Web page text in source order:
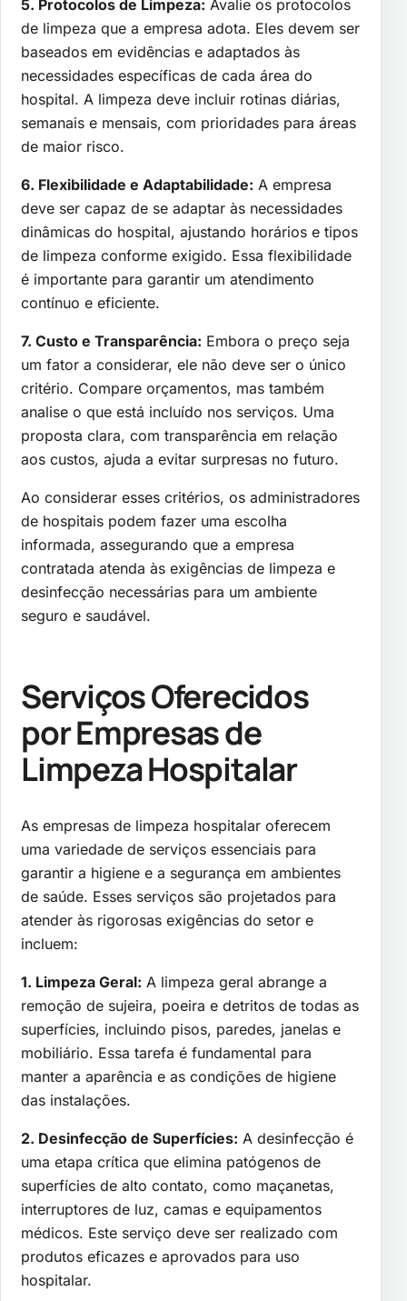
5. Protocolos de Limpeza: Avalie os protocolos
de limpeza que a empresa adota. Eles devem ser
baseados em evidências e adaptados às
necessidades específicas de cada área do
hospital. A limpeza deve incluir rotinas diárias,
semanais e mensais, com prioridades para áreas
de maior risco.
6. Flexibilidade e Adaptabilidade: A empresa
deve ser capaz de se adaptar às necessidades
dinâmicas do hospital, ajustando horários e tipos
de limpeza conforme exigido. Essa flexibilidade
é importante para garantir um atendimento
contínuo e eficiente.
7. Custo e Transparência: Embora o preço seja
um fator a considerar, ele não deve ser o único
critério. Compare orçamentos, mas também
analise o que está incluído nos serviços. Uma
proposta clara, com transparência em relação
aos custos, ajuda a evitar surpresas no futuro.
Ao considerar esses critérios, os administradores
de hospitais podem fazer uma escolha
informada, assegurando que a empresa
contratada atenda às exigências de limpeza e
desinfecção necessárias para um ambiente
seguro e saudável.
Serviços Oferecidos
por Empresas de
Limpeza Hospitalar
As empresas de limpeza hospitalar oferecem
uma variedade de serviços essenciais para
garantir a higiene e a segurança em ambientes
de saúde. Esses serviços são projetados para
atender às rigorosas exigências do setor e
incluem:
1. Limpeza Geral: A limpeza geral abrange a
remoção de sujeira, poeira e detritos de todas as
superfícies, incluindo pisos, paredes, janelas e
mobiliário. Essa tarefa é fundamental para
manter a aparência e as condições de higiene
das instalações.
2. Desinfecção de Superfícies: A desinfecção é
uma etapa crítica que elimina patógenos de
superfícies de alto contato, como maçanetas,
interruptores de luz, camas e equipamentos
médicos. Este serviço deve ser realizado com
produtos eficazes e aprovados para uso
hospitalar.